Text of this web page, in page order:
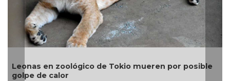
Leonas en zoológico de Tokio mueren por posible
golpe de calor